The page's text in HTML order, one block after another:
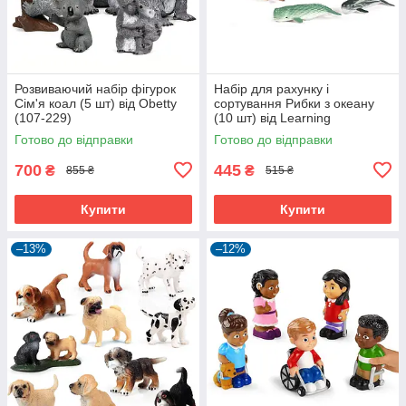
Розвиваючий набір фігурок
Сім'я коал (5 шт) від Obetty
(107-229)
Готово до відправки
700 ₴ 855 ₴
Купити
Набір для рахунку і
сортування Рибки з океану
(10 шт) від Learning
Resources (104-023)
Готово до відправки
445 ₴ 515 ₴
Купити
–13% –12%